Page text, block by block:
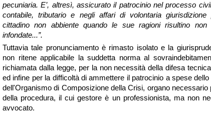
pecuniaria. E’, altresì, assicurato il patrocinio nel processo
contabile, tributario e negli affari di volontaria
cittadino non abbiente quando le sue ragioni risultino non
infondate...”.
Tuttavia tale pronunciamento è rimasto isolato e la
non ritene applicabile la suddetta norma al
richiamata dalla legge, per la non necessità della difesa
ed infine per la difficoltà di ammettere il patrocinio a spese
dell'Organismo di Composizione della Crisi, organo necessario
della procedura, il cui gestore è un professionista, ma non
avvocato.